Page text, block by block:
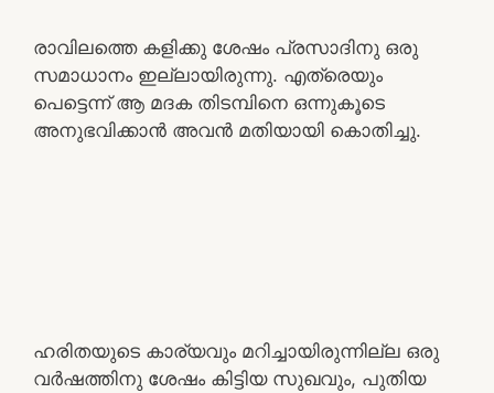
രാവിലത്തെ കളിക്കു ശേഷം പ്രസാദിനു ഒരു
സമാധാനം ഇല്ലായിരുന്നു. എത്രെയും
പെട്ടെന്ന് ആ മദക തിടമ്പിനെ ഒന്നുകൂടെ
അനുഭവിക്കാൻ അവൻ മതിയായി കൊതിച്ചു.
ഹരിതയുടെ കാര്യവും മറിച്ചായിരുന്നില്ല ഒരു
വർഷത്തിനു ശേഷം കിട്ടിയ സുഖവും, പുതിയ